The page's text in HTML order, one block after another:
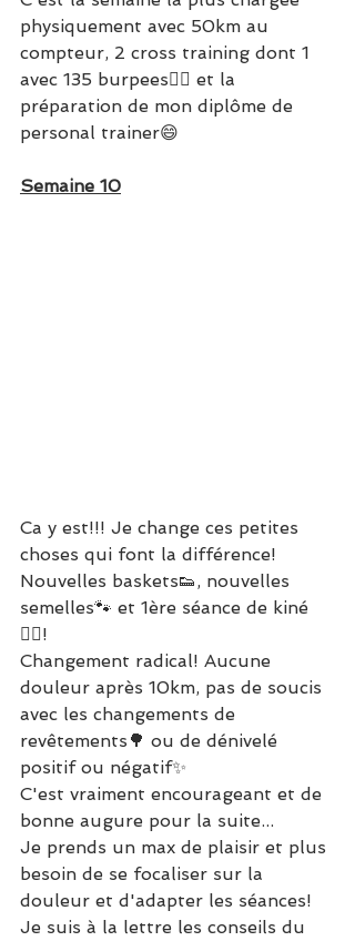
physiquement avec 50km au
compteur, 2 cross training dont 1
avec 135 burpees🏋‍♂ et la
préparation de mon diplôme de
personal trainer😄
Semaine 10
Ca y est!!! Je change ces petites
choses qui font la différence!
Nouvelles baskets👟, nouvelles
semelles🐾 et 1ère séance de kiné
💆‍♀!
Changement radical! Aucune
douleur après 10km, pas de soucis
avec les changements de
revêtements🌳 ou de dénivelé
positif ou négatif✨
C'est vraiment encourageant et de
bonne augure pour la suite...
Je prends un max de plaisir et plus
besoin de se focaliser sur la
douleur et d'adapter les séances!
Je suis à la lettre les conseils du